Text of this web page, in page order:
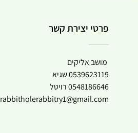
פרטי יצירת קשר
מושב אליקים
0539623119שגיא
0548186646רויטל
rabbitholerabbitry1@gmail.com